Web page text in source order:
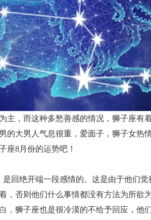
主，而这种多愁善感的情况，狮子座有
的大男人气息很重，爱面子，狮子女热
座8月份的运势吧！
是回绝开端一段感情的。这是由于他们
，否则他们什么事情都没有方法为所欲
，狮子座也是很冷漠的不给予回应，他